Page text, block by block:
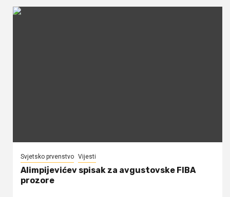
Svjetsko prvenstvo Vijesti
Alimpijevićev spisak za avgustovske FIBA
prozore